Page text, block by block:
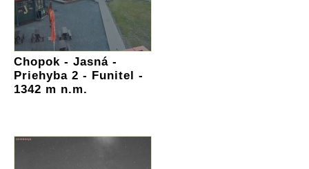
Chopok - Jasná -
Priehyba 2 - Funitel -
1342 m n.m.